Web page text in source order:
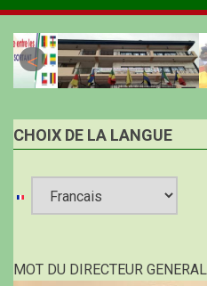
CHOIX DE LA LANGUE
language
MOT DU DIRECTEUR GENERAL